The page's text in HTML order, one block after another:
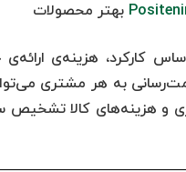
بهتر محصولات
اساس کارکرد، هزینه‌ی
به هر مشتری
و هزینه‌های کالا